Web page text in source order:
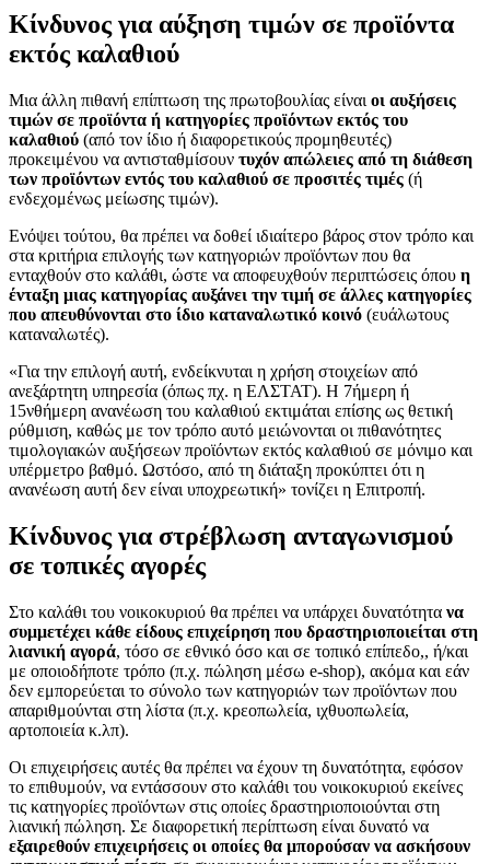
Κίνδυνος για αύξηση τιμών σε προϊόντα
εκτός καλαθιού
Μια άλλη πιθανή επίπτωση της πρωτοβουλίας είναι οι αυξήσεις
τιμών σε προϊόντα ή κατηγορίες προϊόντων εκτός του
καλαθιού (από τον ίδιο ή διαφορετικούς προμηθευτές)
προκειμένου να αντισταθμίσουν τυχόν απώλειες από τη διάθεση
των προϊόντων εντός του καλαθιού σε προσιτές τιμές (ή
ενδεχομένως μείωσης τιμών).
Ενόψει τούτου, θα πρέπει να δοθεί ιδιαίτερο βάρος στον τρόπο και
στα κριτήρια επιλογής των κατηγοριών προϊόντων που θα
ενταχθούν στο καλάθι, ώστε να αποφευχθούν περιπτώσεις όπου η
ένταξη μιας κατηγορίας αυξάνει την τιμή σε άλλες κατηγορίες
που απευθύνονται στο ίδιο καταναλωτικό κοινό (ευάλωτους
καταναλωτές).
«Για την επιλογή αυτή, ενδείκνυται η χρήση στοιχείων από
ανεξάρτητη υπηρεσία (όπως πχ. η ΕΛΣΤΑΤ). Η 7ήμερη ή
15νθήμερη ανανέωση του καλαθιού εκτιμάται επίσης ως θετική
ρύθμιση, καθώς με τον τρόπο αυτό μειώνονται οι πιθανότητες
τιμολογιακών αυξήσεων προϊόντων εκτός καλαθιού σε μόνιμο και
υπέρμετρο βαθμό. Ωστόσο, από τη διάταξη προκύπτει ότι η
ανανέωση αυτή δεν είναι υποχρεωτική» τονίζει η Επιτροπή.
Κίνδυνος για στρέβλωση ανταγωνισμού
σε τοπικές αγορές
Στο καλάθι του νοικοκυριού θα πρέπει να υπάρχει δυνατότητα να
συμμετέχει κάθε είδους επιχείρηση που δραστηριοποιείται στη
λιανική αγορά, τόσο σε εθνικό όσο και σε τοπικό επίπεδο,, ή/και
με οποιοδήποτε τρόπο (π.χ. πώληση μέσω e-shop), ακόμα και εάν
δεν εμπορεύεται το σύνολο των κατηγοριών των προϊόντων που
απαριθμούνται στη λίστα (π.χ. κρεοπωλεία, ιχθυοπωλεία,
αρτοποιεία κ.λπ).
Οι επιχειρήσεις αυτές θα πρέπει να έχουν τη δυνατότητα, εφόσον
το επιθυμούν, να εντάσσουν στο καλάθι του νοικοκυριού εκείνες
τις κατηγορίες προϊόντων στις οποίες δραστηριοποιούνται στη
λιανική πώληση. Σε διαφορετική περίπτωση είναι δυνατό να
εξαιρεθούν επιχειρήσεις οι οποίες θα μπορούσαν να ασκήσουν